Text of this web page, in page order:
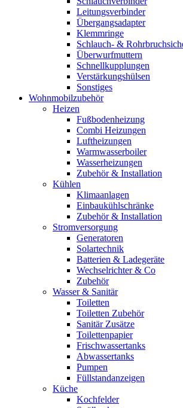
Leitungsverbinder
Übergangsadapter
Klemmringe
Schlauch- &
Überwurfmuttern
Schnellkupplungen
Verstärkungshülsen
Sonstiges
Wohnmobilzubehör
Heizen
Fußbodenheizung
Combi Heizungen
Luftheizungen
Warmwasserboiler
Wasserheizungen
Zubehör & Installation
Kühlen
Klimaanlagen
Einbaukühlschränke
Zubehör & Installation
Stromversorgung
Generatoren
Solartechnik
Batterien & Ladegeräte
Wechselrichter & Co
Zubehör
Wasser & Sanitär
Toiletten
Toiletten Zubehör
Sanitär Zusätze
Toilettenpapier
Frischwassertanks
Abwassertanks
Pumpen
Füllstandanzeigen
Küche
Kochfelder